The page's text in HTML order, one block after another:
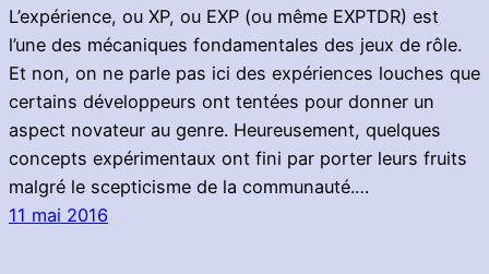
L’expérience, ou XP, ou EXP (ou même EXPTDR) est
l’une des mécaniques fondamentales des jeux de rôle.
Et non, on ne parle pas ici des expériences louches que
certains développeurs ont tentées pour donner un
aspect novateur au genre. Heureusement, quelques
concepts expérimentaux ont fini par porter leurs fruits
malgré le scepticisme de la communauté.…
11 mai 2016